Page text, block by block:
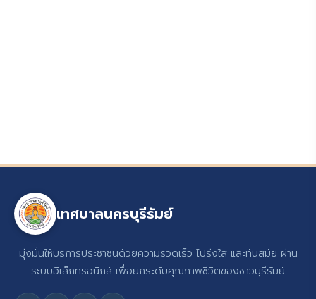
เทศบาลนครบุรีรัมย์
มุ่งมั่นให้บริการประชาชนด้วยความรวดเร็ว โปร่งใส และทันสมัย ผ่าน
ระบบอิเล็กทรอนิกส์ เพื่อยกระดับคุณภาพชีวิตของชาวบุรีรัมย์